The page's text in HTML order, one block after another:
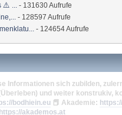
...
- 131630 Aufrufe
- 128597 Aufrufe
- 124654 Aufrufe
sich zubilden,
und weiter konstrukiv,
bodhiein.eu 📕 Akademie:
https://akademos.at